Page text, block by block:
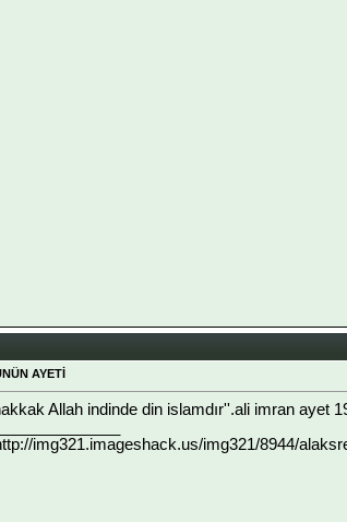
AYETİ
Allah indinde din islamdır''.ali imran ayet
img321.imageshack.us/img321/8944/